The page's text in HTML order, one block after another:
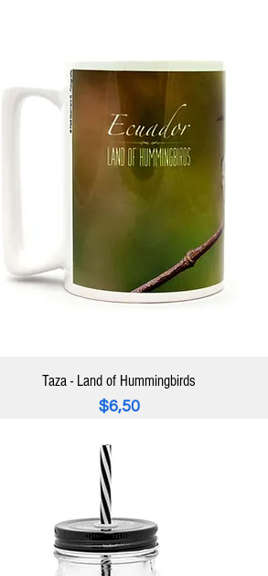
Taza - Land of Hummingbirds
Precio
$6,50